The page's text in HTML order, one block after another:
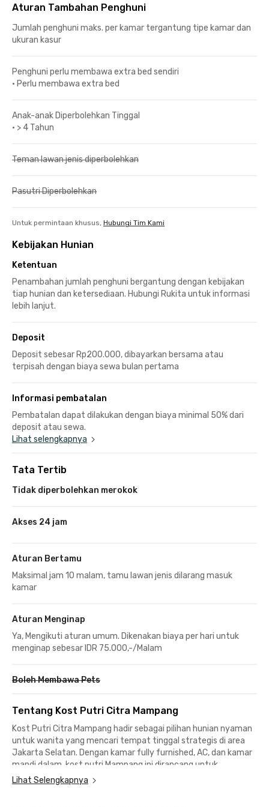
Aturan Tambahan Penghuni
Jumlah penghuni maks. per kamar tergantung tipe kamar dan
ukuran kasur
Penghuni perlu membawa extra bed sendiri
• Perlu membawa extra bed
Anak-anak Diperbolehkan Tinggal
• > 4 Tahun
Teman lawan jenis diperbolehkan
Pasutri Diperbolehkan
Untuk permintaan khusus, Hubungi Tim Kami
Kebijakan Hunian
Ketentuan
Penambahan jumlah penghuni bergantung dengan kebijakan
tiap hunian dan ketersediaan. Hubungi Rukita untuk informasi
lebih lanjut.
Deposit
Deposit sebesar Rp200.000, dibayarkan bersama atau
terpisah dengan biaya sewa bulan pertama
Informasi pembatalan
Pembatalan dapat dilakukan dengan biaya minimal 50% dari
deposit atau sewa.
Lihat selengkapnya
Tata Tertib
Tidak diperbolehkan merokok
Akses 24 jam
Aturan Bertamu
Maksimal jam 10 malam, tamu lawan jenis dilarang masuk
kamar
Aturan Menginap
Ya, Mengikuti aturan umum. Dikenakan biaya per hari untuk
menginap sebesar IDR 75.000,-/Malam
Boleh Membawa Pets
Tentang Kost Putri Citra Mampang
Kost Putri Citra Mampang hadir sebagai pilihan hunian nyaman
untuk wanita yang mencari tempat tinggal strategis di area
Jakarta Selatan. Dengan kamar fully furnished, AC, dan kamar
mandi dalam, kost putri Mampang ini dirancang untuk
memberikan kenyamanan bagi mahasiswa maupun young
profesional yang membutuhkan tempat tinggal praktis dan
Lihat Selengkapnya